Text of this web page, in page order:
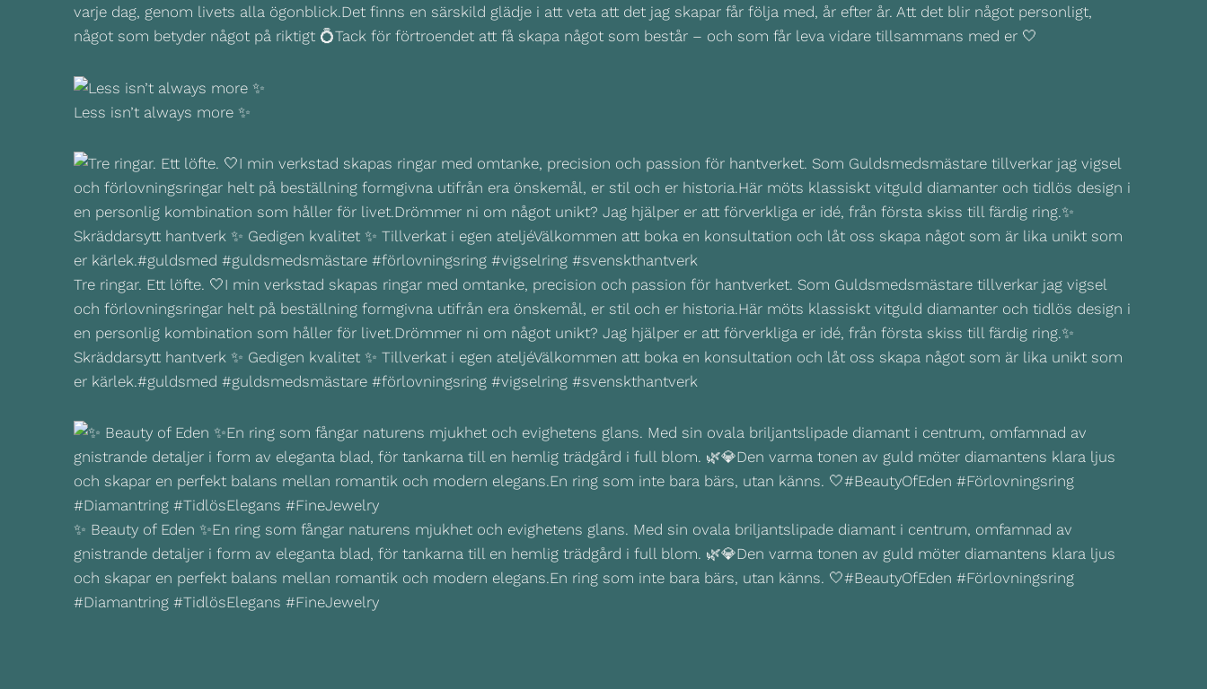
varje dag, genom livets alla ögonblick.Det finns en särskild glädje i att veta att det jag skapar får följa med, år efter år. Att det blir något personligt,
något som betyder något på riktigt 💍Tack för förtroendet att få skapa något som består – och som får leva vidare tillsammans med er 🤍
Less isn’t always more ✨
Tre ringar. Ett löfte. 🤍I min verkstad skapas ringar med omtanke, precision och passion för hantverket. Som Guldsmedsmästare tillverkar jag vigsel
och förlovningsringar helt på beställning formgivna utifrån era önskemål, er stil och er historia.Här möts klassiskt vitguld diamanter och tidlös design i
en personlig kombination som håller för livet.Drömmer ni om något unikt? Jag hjälper er att förverkliga er idé, från första skiss till färdig ring.✨
Skräddarsytt hantverk ✨ Gedigen kvalitet ✨ Tillverkat i egen ateljéVälkommen att boka en konsultation och låt oss skapa något som är lika unikt som
er kärlek.#guldsmed #guldsmedsmästare #förlovningsring #vigselring #svenskthantverk
✨ Beauty of Eden ✨En ring som fångar naturens mjukhet och evighetens glans. Med sin ovala briljantslipade diamant i centrum, omfamnad av
gnistrande detaljer i form av eleganta blad, för tankarna till en hemlig trädgård i full blom. 🌿💎Den varma tonen av guld möter diamantens klara ljus
och skapar en perfekt balans mellan romantik och modern elegans.En ring som inte bara bärs, utan känns. 🤍#BeautyOfEden #Förlovningsring
#Diamantring #TidlösElegans #FineJewelry